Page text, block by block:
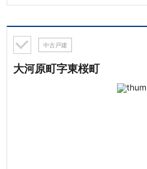
中古戸建
大河原町字東桜町